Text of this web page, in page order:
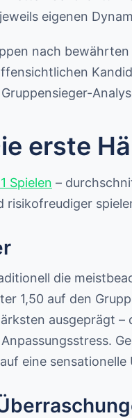
eigenen
nach
erste
Spielen –
die
1,50 auf den
ausgeprägt
eine sensationelle